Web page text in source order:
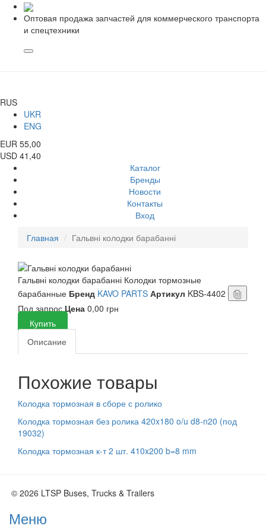
Оптовая продажа запчастей для коммерческого транспорта
и спецтехники
RUS
UKR
ENG
EUR 55,00
USD 41,40
Каталог
Бренды
Новости
Контакты
Вход
Главная
Гальвні колодки барабанні
Гальвні колодки барабанні Колодки тормозные
барабанные Бренд KAVO PARTS Артикул KBS-4402
Под запрос Цена 0,00 грн
Купить
Описание
Похожие товары
Колодка тормозная в сборе с ролико
Колодка тормозная без ролика 420x180 o/u d8-n20 (под
19032)
Колодка тормозная к-т 2 шт. 410x200 b=8 mm
© 2026 LTSP Buses, Trucks & Trailers
Меню